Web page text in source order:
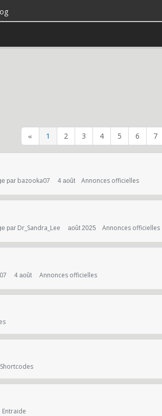
« 1 2 3 4 5 6 7
par bazooka07 4 août Annonces officielles
par Dr_Sandra_Lee août 2025 Annonces officielles
4 août Annonces officielles
Shortcodes
Entraide